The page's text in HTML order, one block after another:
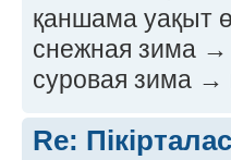
қаншама уақыт
снежная зима →
суровая зима →
Re: